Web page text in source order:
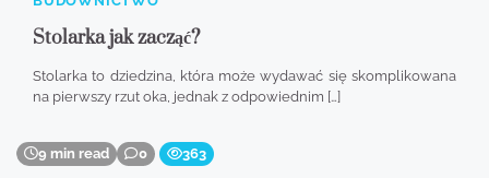
Stolarka jak zacząć?
Stolarka to dziedzina, która może wydawać się skomplikowana
na pierwszy rzut oka, jednak z odpowiednim […]
9 min read 0 363